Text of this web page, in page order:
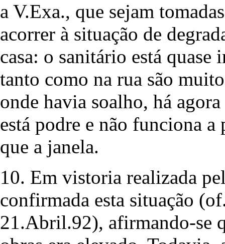
a V.Exa., que sejam
acorrer à situação de
casa: o sanitário está
tanto como na rua são
onde havia soalho, há
está podre e não funciona
que a janela.
10. Em vistoria realizada
confirmada esta situação
21.Abril.92), afirmando-se